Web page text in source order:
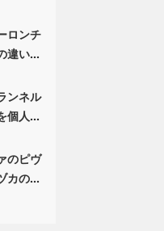
ロンチ
違い...
ンネル
個人...
のピヴ
カの...